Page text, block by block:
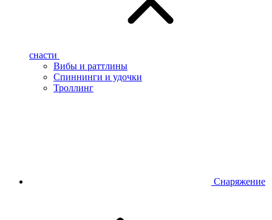
снасти
Вибы и раттлины
Спиннинги и удочки
Троллинг
Снаряжение